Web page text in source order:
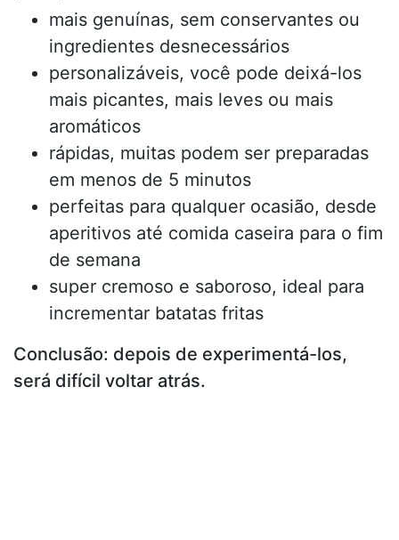
mais genuínas, sem conservantes ou
ingredientes desnecessários
personalizáveis, você pode deixá-los
mais picantes, mais leves ou mais
aromáticos
rápidas, muitas podem ser preparadas
em menos de 5 minutos
perfeitas para qualquer ocasião, desde
aperitivos até comida caseira para o fim
de semana
super cremoso e saboroso, ideal para
incrementar batatas fritas
Conclusão: depois de experimentá-los,
será difícil voltar atrás.